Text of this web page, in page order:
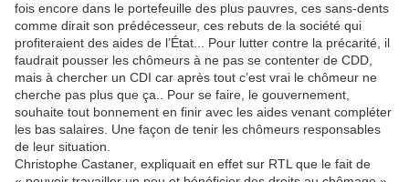
fois encore dans le portefeuille des plus pauvres, ces sans-dents
comme dirait son prédécesseur, ces rebuts de la société qui
profiteraient des aides de l’État... Pour lutter contre la précarité, il
faudrait pousser les chômeurs à ne pas se contenter de CDD,
mais à chercher un CDI car après tout c’est vrai le chômeur ne
cherche pas plus que ça.. Pour se faire, le gouvernement,
souhaite tout bonnement en finir avec les aides venant compléter
les bas salaires. Une façon de tenir les chômeurs responsables
de leur situation.
Christophe Castaner, expliquait en effet sur RTL que le fait de